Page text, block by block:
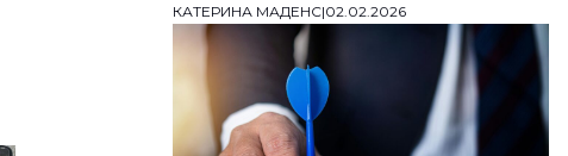
КАТЕРИНА МАДЕНС|02.02.2026